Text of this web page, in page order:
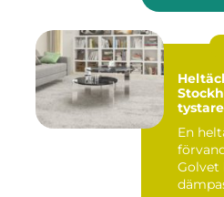
En
Golvet